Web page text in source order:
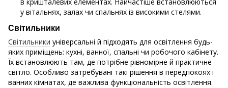
в кришталевих елементах. Найчастіше встановлюються
у вітальнях, залах чи спальнях із високими стелями.
Світильники
Світильники універсальні й підходять для освітлення будь-
яких приміщень: кухні, ванної, спальні чи робочого кабінету.
Їх встановлюють там, де потрібне рівномірне й практичне
світло. Особливо затребувані такі рішення в передпокоях і
ванних кімнатах, де важлива функціональність освітлення.